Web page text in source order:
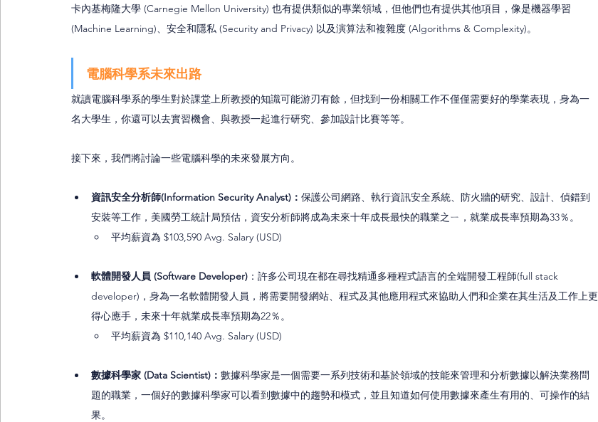
卡內基梅隆大學 (Carnegie Mellon University) 也有提供類似的專業領域，但他們也有提供其他項目，像是機器學習
(Machine Learning)、安全和隱私 (Security and Privacy) 以及演算法和複雜度 (Algorithms & Complexity)。
電腦科學系未來出路
就讀電腦科學系的學生對於課堂上所教授的知識可能游刃有餘，但找到一份相關工作不僅僅需要好的學業表現，身為一
名大學生，你還可以去實習機會、與教授一起進行研究、參加設計比賽等等。
接下來，我們將討論一些電腦科學的未來發展方向。
資訊安全分析師(Information Security Analyst)： 保護公司網路、執行資訊安全系統、防火牆的研究、設計、偵錯到
安裝等工作，美國勞工統計局預估，資安分析師將成為未來十年成長最快的職業之ㄧ，就業成長率預期為33％。
平均薪資為 $103,590 Avg. Salary (USD)
軟體開發人員 (Software Developer) ：許多公司現在都在尋找精通多種程式語言的全端開發工程師(full stack
developer)，身為一名軟體開發人員，將需要開發網站、程式及其他應用程式來協助人們和企業在其生活及工作上更
得心應手，未來十年就業成長率預期為22％。
平均薪資為 $110,140 Avg. Salary (USD)
數據科學家 (Data Scientist)： 數據科學家是一個需要一系列技術和基於領域的技能來管理和分析數據以解決業務問
題的職業，一個好的數據科學家可以看到數據中的趨勢和模式，並且知道如何使用數據來產生有用的、可操作的結
果。